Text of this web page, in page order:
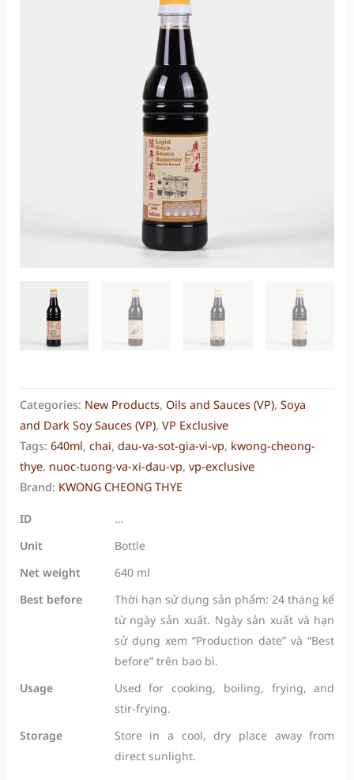
Categories: New Products, Oils and Sauces (VP), Soya
and Dark Soy Sauces (VP), VP Exclusive
Tags: 640ml, chai, dau-va-sot-gia-vi-vp, kwong-cheong-
thye, nuoc-tuong-va-xi-dau-vp, vp-exclusive
Brand: KWONG CHEONG THYE
ID
…
Unit
Bottle
Net weight
640 ml
Best before
Thời hạn sử dụng sản phẩm: 24 tháng kể
từ ngày sản xuất. Ngày sản xuất và hạn
sử dụng xem “Production date” và “Best
before” trên bao bì.
Usage
Used for cooking, boiling, frying, and
stir-frying.
Storage
Store in a cool, dry place away from
direct sunlight.